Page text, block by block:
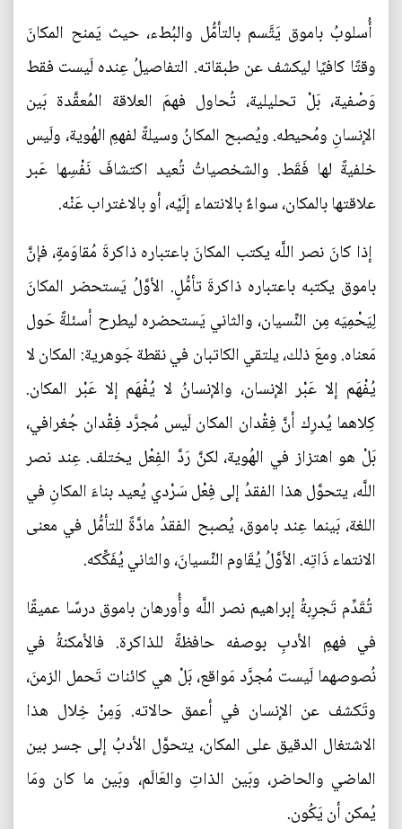
أُسلوبُ باموق يَتَّسم بالتأمُّل والبُطء، حيث يَمنح المكانَ
وقتًا كافيًا ليكشف عن طبقاته. التفاصيلُ عِنده لَيست فقط
وَصْفية، بَلْ تحليلية، تُحاول فهمَ العلاقة المُعقَّدة بَين
الإنسانِ ومُحيطه. ويُصبح المكانُ وسيلةً لفهمِ الهُوية، ولَيس
خلفيةً لها فَقَط. والشخصياتُ تُعيد اكتشافَ نَفْسِها عَبر
علاقتها بالمكان، سواءٌ بالانتماء إلَيْه، أو بالاغتراب عَنْه.
إذا كانَ نصر اللَّه يكتب المكانَ باعتباره ذاكرةَ مُقاوَمةٍ، فإنَّ
باموق يكتبه باعتباره ذاكرةَ تأمُّلٍ. الأوَّلُ يَستحضر المكانَ
لِيَحْمِيَه مِن النِّسيان، والثاني يَستحضره ليطرح أسئلةً حَول
مَعناه. ومعَ ذلك، يلتقي الكاتبان في نقطة جَوهرية: المكان لا
يُفْهَم إلا عَبْر الإنسان، والإنسانُ لا يُفْهَم إلا عَبْر المكان.
كِلاهما يُدرِك أنَّ فِقْدان المكان لَيس مُجرَّد فِقْدان جُغرافي،
بَلْ هو اهتزاز في الهُوية، لكنَّ رَدَّ الفِعْل يختلف. عِند نصر
اللَّه، يتحوَّل هذا الفقدُ إلى فِعْل سَرْدي يُعيد بناءَ المكانِ في
اللغة، بَينما عِند باموق، يُصبح الفقدُ مادَّةً للتأمُّل في معنى
الانتماء ذَاتِه. الأوَّلُ يُقَاوم النِّسيانَ، والثاني يُفَكِّكه.
تُقَدِّم تَجرِبةُ إبراهيم نصر اللَّه وأُورهان باموق درسًا عميقًا
في فهمِ الأدبِ بوصفه حافظةً للذاكرة. فالأمكنةُ في
نُصوصهما لَيست مُجرَّد مَواقع، بَلْ هي كائنات تَحمل الزمنَ،
وتَكشف عن الإنسان في أعمق حالاته. وَمِنْ خِلال هذا
الاشتغال الدقيق على المكان، يتحوَّل الأدبُ إلى جسر بين
الماضي والحاضر، وبَين الذاتِ والعَالَم، وبَين ما كان ومَا
يُمكن أن يَكُون.